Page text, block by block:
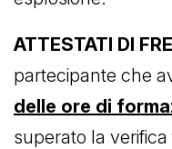
ATTESTATI DI
partecipante che
delle ore di
superato la